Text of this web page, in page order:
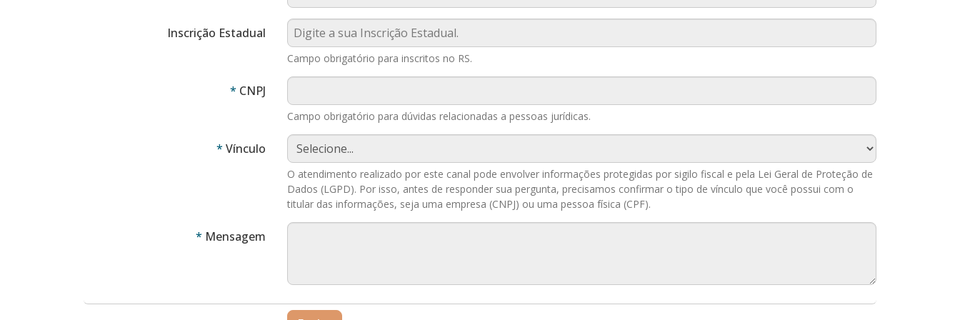
Inscrição Estadual
Campo obrigatório para inscritos no RS.
CNPJ
Campo obrigatório para dúvidas relacionadas a pessoas jurídicas.
Vínculo Obrigatório
O atendimento realizado por este canal pode envolver informações protegidas por sigilo fiscal e pela Lei Geral de Proteção de
Dados (LGPD). Por isso, antes de responder sua pergunta, precisamos confirmar o tipo de vínculo que você possui com o
titular das informações, seja uma empresa (CNPJ) ou uma pessoa física (CPF).
Mensagem